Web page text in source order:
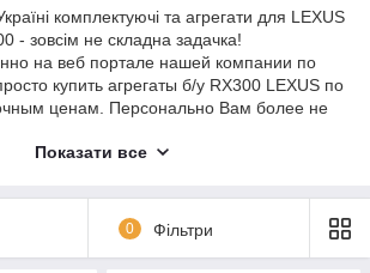
комплектуючі та агрегати для LEXUS
- зовсім не складна задачка!
на веб портале нашей компании по
купить агрегаты б/у RX300 LEXUS по
ценам. Персонально Вам более не
оттого, что они фирменные, и пребывать в
Отметим, с целью, чтобы создать
определите востребованную запасную
лишь персональный заказ заверить.
Показати все
0 Фільтри